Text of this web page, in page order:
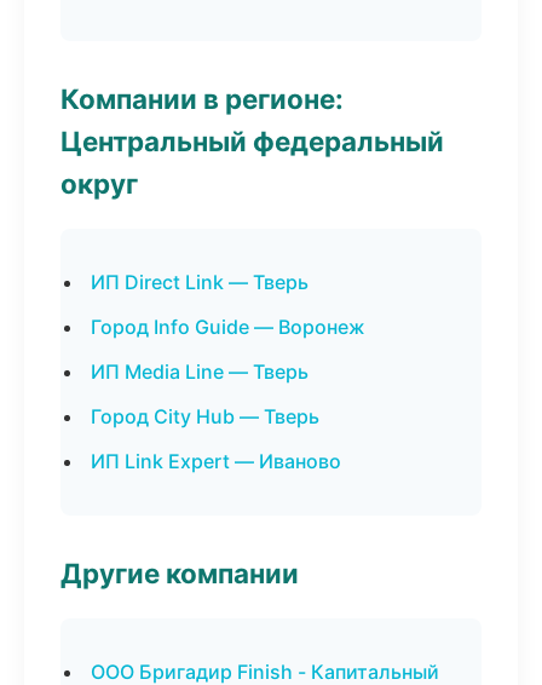
Компании в регионе:
Центральный федеральный
округ
ИП Direct Link — Тверь
Город Info Guide — Воронеж
ИП Media Line — Тверь
Город City Hub — Тверь
ИП Link Expert — Иваново
Другие компании
ООО Бригадир Finish - Капитальный